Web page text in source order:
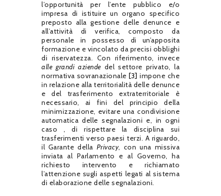
l’opportunità per l’ente pubblico e/o
impresa di istituire un organo specifico
preposto alla gestione delle denunce e
all’attività di verifica, composto da
personale in possesso di un’apposita
formazione e vincolato da precisi obblighi
di riservatezza. Con riferimento, invece
alle grandi aziende del settore privato, la
normativa sovranazionale[3] impone che
in relazione alla territorialità delle denunce
e del trasferimento extraterritoriale è
necessario, ai fini del principio della
minimizzazione, evitare una condivisione
automatica delle segnalazioni e, in ogni
caso , di rispettare la disciplina sui
trasferimenti verso paesi terzi. A riguardo,
il Garante della Privacy, con una missiva
inviata al Parlamento e al Governo, ha
richiesto intervento e richiamato
l’attenzione sugli aspetti legati al sistema
di elaborazione delle segnalazioni.